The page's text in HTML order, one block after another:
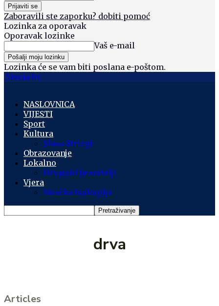
Zaboravili ste zaporku? dobiti pomoć
Lozinka za oporavak
Oporavak lozinke
Vaš e-mail
Lozinka će se vam biti poslana e-poštom.
Siscia hr
NASLOVNICA
VIJESTI
Sport
Kultura
Slavo Striegl
Obrazovanje
Lokalno
Hrvatski branitelji
Vjera
Sisačka biskupija
drva
Articles